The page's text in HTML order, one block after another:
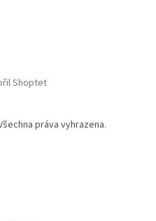
Shoptet
práva vyhrazena.